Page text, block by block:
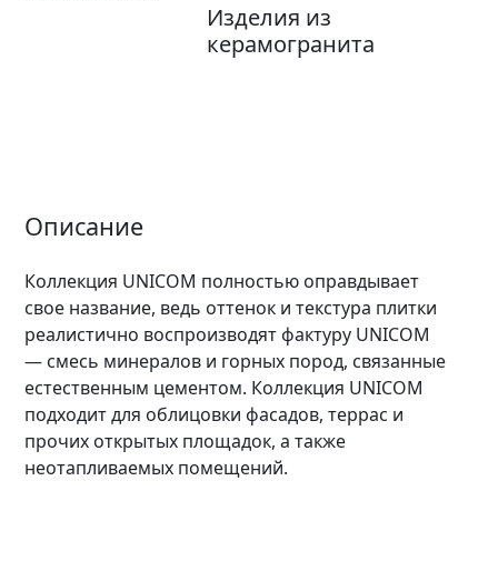
Изделия из
керамогранита
Описание
Коллекция UNICOM полностью оправдывает
свое название, ведь оттенок и текстура плитки
реалистично воспроизводят фактуру UNICOM
— смесь минералов и горных пород, связанные
естественным цементом. Коллекция UNICOM
подходит для облицовки фасадов, террас и
прочих открытых площадок, а также
неотапливаемых помещений.